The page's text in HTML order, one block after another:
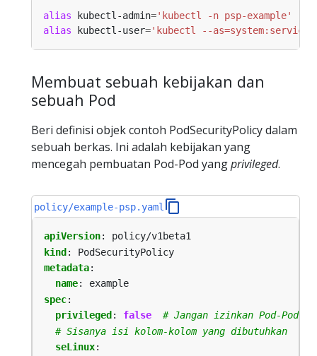
alias kubectl-admin='kubectl -n psp-example'
alias kubectl-user='kubectl --
Membuat sebuah kebijakan dan
sebuah Pod
Beri definisi objek contoh PodSecurityPolicy dalam
sebuah berkas. Ini adalah kebijakan yang
mencegah pembuatan Pod-Pod yangprivileged.
policy/example-psp.yaml
apiVersion:
policy/v1beta1
kind :
PodSecurityPolicy
metadata:
name:
example
spec:
privileged : false
# Jangan izinkan Pod-Pod
# Sisanya isi kolom-kolom yang dibutuhkan
seLinux: